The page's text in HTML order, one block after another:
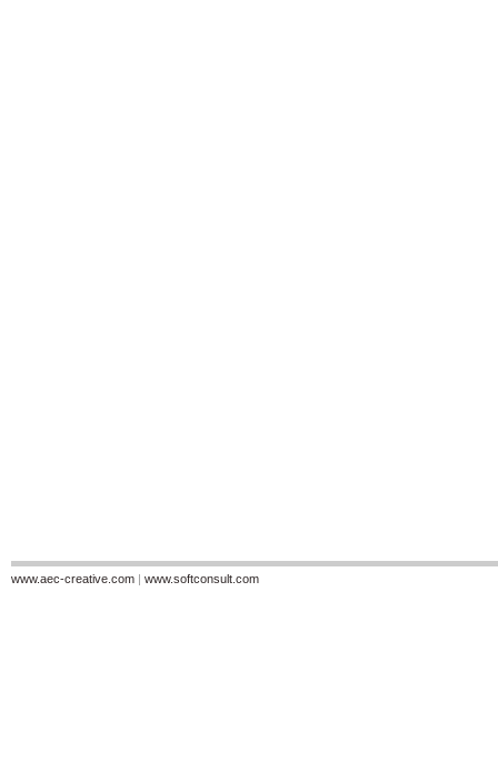
www.aec-creative.com | www.softconsult.com